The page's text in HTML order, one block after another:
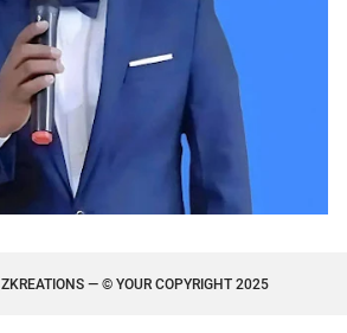
ZKREATIONS— © YOUR COPYRIGHT 2025